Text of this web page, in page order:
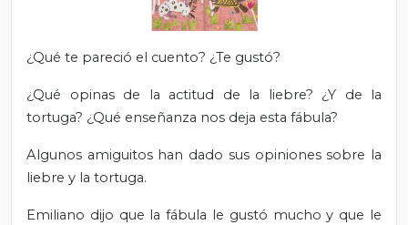
¿Qué te pareció el cuento? ¿Te gustó?
¿Qué opinas de la actitud de la liebre? ¿Y de la
tortuga? ¿Qué enseñanza nos deja esta fábula?
Algunos amiguitos han dado sus opiniones sobre la
liebre y la tortuga.
Emiliano dijo que la fábula le gustó mucho y que le